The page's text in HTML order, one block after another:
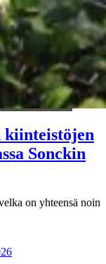
Sonckin
on yhteensä noin